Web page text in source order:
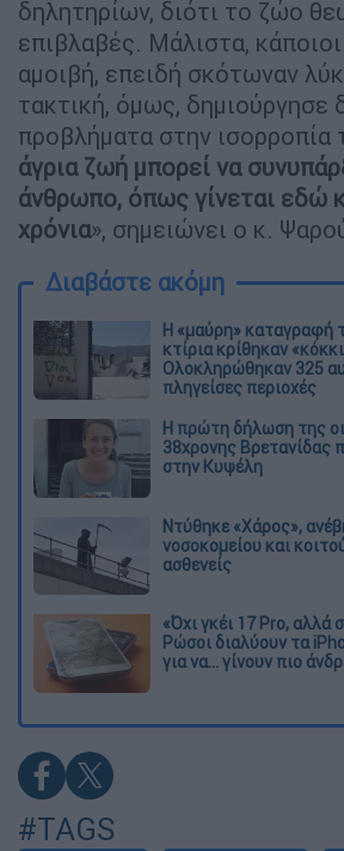
δηλητηρίων, διότι το ζώο
επιβλαβές. Μάλιστα, κάποιοι
αμοιβή, επειδή σκότωναν
τακτική, όμως, δημιούργησε
προβλήματα στην ισορροπία
άγρια ζωή μπορεί να
άνθρωπο, όπως γίνεται εδώ
χρόνια», σημειώνει ο κ.
Διαβάστε ακόμη
Η «μαύρη» καταγραφή
κτίρια κρίθηκαν
Ολοκληρώθηκαν 325
πληγείσες περιοχές
Η πρώτη δήλωση της
38χρονης Βρετανίδας
στην Κυψέλη
Ντύθηκε «Χάρος»,
νοσοκομείου και
ασθενείς
«Όχι γκέι 17 Pro, αλλά
Ρώσοι διαλύουν τα
για να... γίνουν πιο
#TAGS